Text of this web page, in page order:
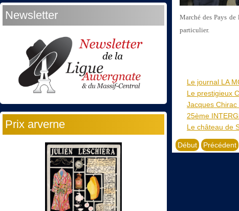
Newsletter
Prix arverne
Marché des Pays
particulier.
Le journal LA
Le prestigieux
Jacques
25ème
Le château de
Début Précédent